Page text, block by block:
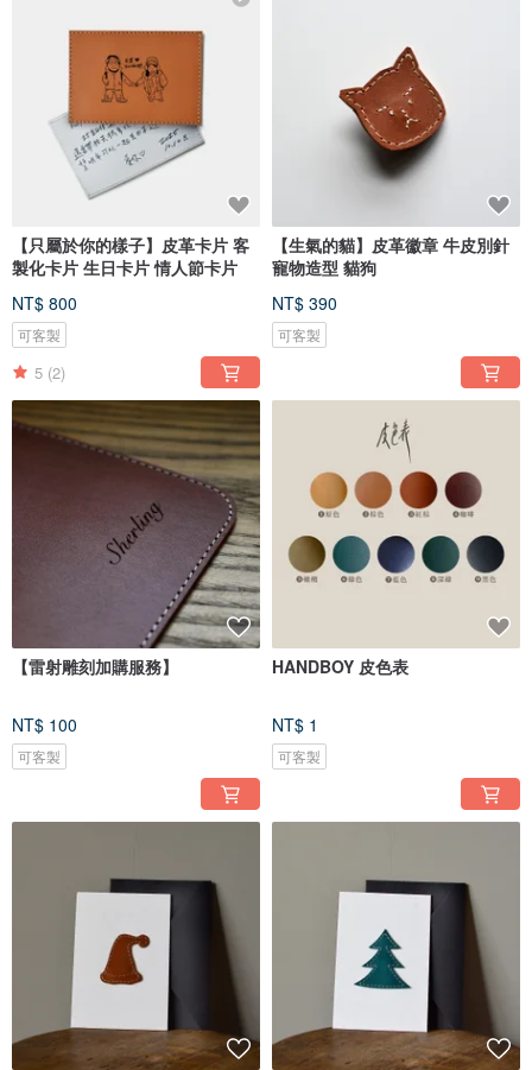
【只屬於你的樣子】皮革卡片 客
製化卡片 生日卡片 情人節卡片
NT$ 800
可客製
5 (2)
【生氣的貓】皮革徽章 牛皮別針
寵物造型 貓狗
NT$ 390
可客製
【雷射雕刻加購服務】
NT$ 100
可客製
HANDBOY 皮色表
NT$ 1
可客製